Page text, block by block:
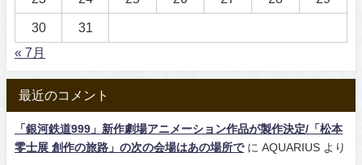
30
31
« 7月
最近のコメント
「銀河鉄道999」新作劇場アニメーション作品が製作決定/「松本
零士展 創作の旅路」の次の会場はあの場所でに AQUARIUS より